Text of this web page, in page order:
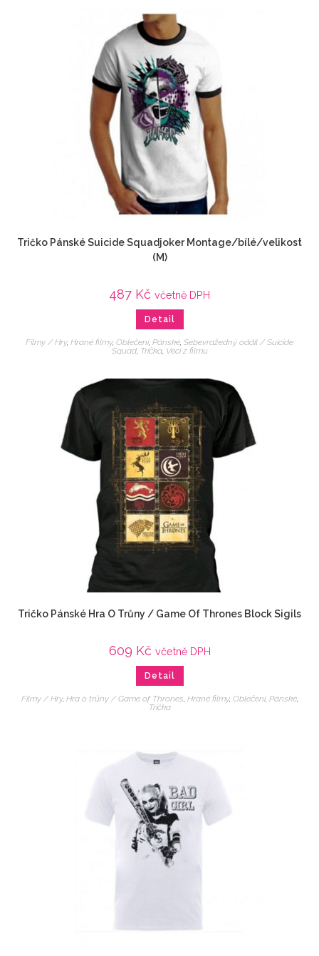
Tričko Pánské Suicide Squadjoker Montage/bílé/velikost
(M)
487 Kč včetně DPH
Detail
Filmy / Hry, Hrané filmy, Oblečení, Pánské, Sebevražedný oddíl / Suicide
Squad, Trička, Veci z filmu
Tričko Pánské Hra O Trůny / Game Of Thrones Block Sigils
609 Kč včetně DPH
Detail
Filmy / Hry, Hra o trůny / Game of Thrones Hrané filmy, Oblečení, Pánské,
Trička